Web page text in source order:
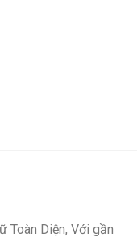
Toàn Diện, Với gần